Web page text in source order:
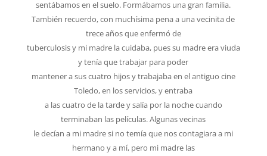
sentábamos en el suelo. Formábamos una gran familia.
También recuerdo, con muchísima pena a una vecinita de
trece años que enfermó de
tuberculosis y mi madre la cuidaba, pues su madre era viuda
y tenía que trabajar para poder
mantener a sus cuatro hijos y trabajaba en el antiguo cine
Toledo, en los servicios, y entraba
a las cuatro de la tarde y salía por la noche cuando
terminaban las películas. Algunas vecinas
le decían a mi madre si no temía que nos contagiara a mi
hermano y a mí, pero mi madre las